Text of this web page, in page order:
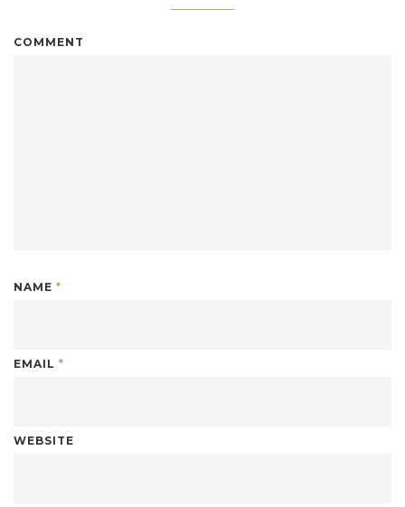
COMMENT
NAME *
EMAIL *
WEBSITE